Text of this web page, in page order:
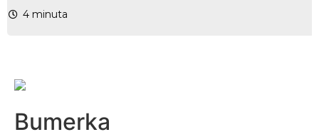
4 minuta
Bumerka